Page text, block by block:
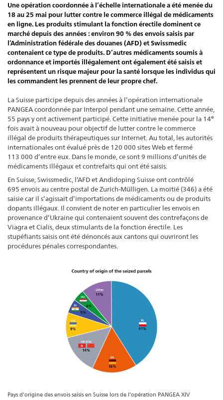
Une opération coordonnée à l’échelle internationale a été menée du
18 au 25 mai pour lutter contre le commerce illégal de médicaments
en ligne. Les produits stimulant la fonction érectile dominent ce
marché depuis des années : environ 90 % des envois saisis par
l’Administration fédérale des douanes (AFD) et Swissmedic
contenaient ce type de produits. D’autres médicaments soumis à
ordonnance et importés illégalement ont également été saisis et
représentent un risque majeur pour la santé lorsque les individus qui
les commandent les prennent de leur propre chef.
La Suisse participe depuis des années à l’opération internationale
PANGEA coordonnée par Interpol pendant une semaine. Cette année,
55 pays y ont activement participé. Cette initiative menée pour la 14e
fois avait à nouveau pour objectif de lutter contre le commerce
illégal de produits thérapeutiques sur Internet. Au total, les autorités
internationales ont évalué près de 120 000 sites Web et fermé
113 000 d’entre eux. Dans le monde, ce sont 9 millions d’unités de
médicaments illégaux et contrefaits qui ont été saisis.
En Suisse, Swissmedic, l’AFD et Andidoping Suisse ont contrôlé
695 envois au centre postal de Zurich-Mülligen. La moitié (346) a été
saisie car il s’agissait d’importations de médicaments ou de produits
dopants illégaux. Il convient de noter en particulier les envois en
provenance d’Ukraine qui contenaient souvent des contrefaçons de
Viagra et Cialis, deux stimulants de la fonction érectile. Les
stupéfiants saisis ont été dénoncés aux cantons qui ouvriront les
procédures pénales correspondantes.
Pays d’origine des envois saisis en Suisse lors de l’opération PANGEA XIV